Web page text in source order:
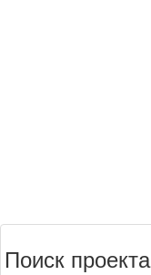
Поиск проекта